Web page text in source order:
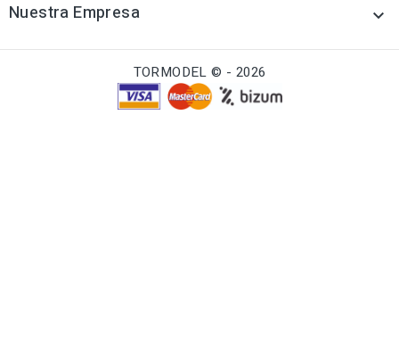
Nuestra Empresa 
TORMODEL © - 2026